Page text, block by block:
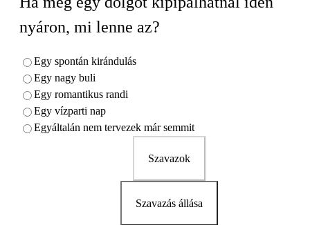
nyáron, mi lenne az?
Egy spontán kirándulás
Egy nagy buli
Egy romantikus randi
Egy vízparti nap
Egyáltalán nem tervezek már semmit
Szavazok
Szavazás állása